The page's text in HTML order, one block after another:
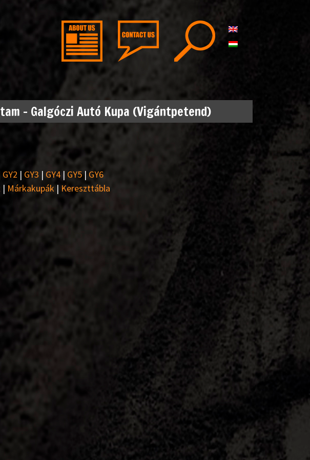
– Galgóczi Autó Kupa (Vigántpetend)
GY2 | GY3 | GY4 | GY5| GY6
| Márkakupák | Kereszttábla